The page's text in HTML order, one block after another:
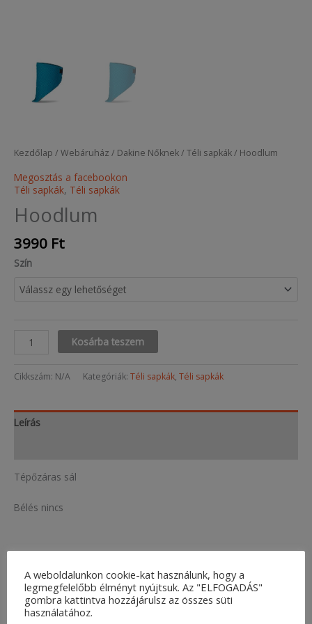
Kezdőlap / Webáruház / Dakine Nőknek/ Téli sapkák/ Hoodlum
Megosztás a facebookon
Téli sapkák, Téli sapkák
Hoodlum
3990 Ft
Szín
Hoodlum
mennyiség
Kosárba teszem
Cikkszám: N/A Kategóriák: Téli sapkák, Téli sapkák
Leírás
Tépőzáras sál
Bélés nincs
A weboldalunkon cookie-kat használunk, hogy a
legmegfelelőbb élményt nyújtsuk. Az "ELFOGADÁS"
gombra kattintva hozzájárulsz az összes süti
használatához.